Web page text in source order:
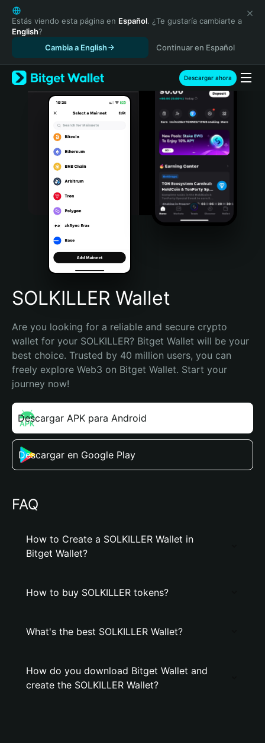
English
日本語
Tiếng Việt
Español (Latinoamérica)
Türkçe
Italiano
Português (Portugal)
Bahasa Indonesia
Português (Brasil)
Español (Argentina)
Estás viendo esta página en Español. ¿Te gustaría cambiarte a
English?
Cambia a English
Continuar en Español
Descargar ahora
SOLKILLER Wallet
Are you looking for a reliable and secure crypto
wallet for your SOLKILLER? Bitget Wallet will be your
best choice. Trusted by 40 million users, you can
freely explore Web3 on Bitget Wallet. Start your
journey now!
Descargar APK para Android
Descargar en Google Play
FAQ
How to Create a SOLKILLER Wallet in
Bitget Wallet?
How to buy SOLKILLER tokens?
What's the best SOLKILLER Wallet?
How do you download Bitget Wallet and
create the SOLKILLER Wallet?